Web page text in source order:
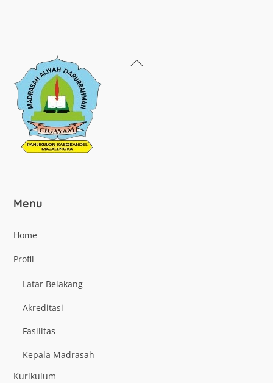
Back
Menu
Home
Profil
Latar Belakang
Akreditasi
Fasilitas
Kepala Madrasah
Kurikulum